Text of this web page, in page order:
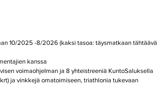
10/2025 -8/2026 (kaksi tasoa: täysmatkaan tähtäävä
kanssa
voimaohjelman ja 8 yhteistreeniä KuntoSaluksella
ja vinkkejä omatoimiseen, triathlonia tukevaan